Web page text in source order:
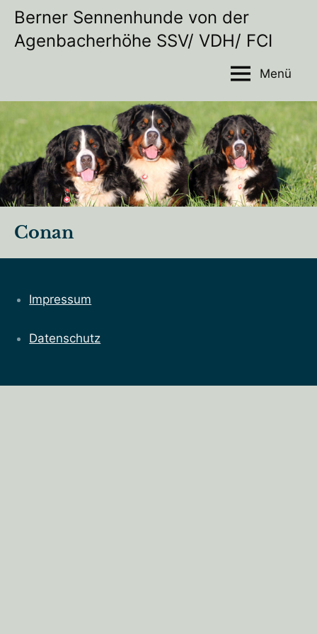
Zum
springen
Berner Sennenhunde von der
Agenbacherhöhe SSV/ VDH/ FCI
Wir
möchten
Hundezucht
Alltagsleben
mit
unseren
Hunden
auf
dieser
Homepage
Menü
Conan
Impressum
Datenschutz